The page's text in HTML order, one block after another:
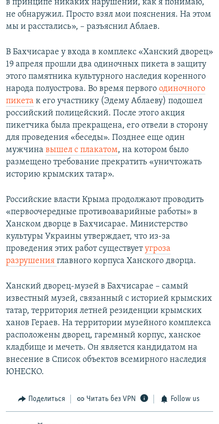
в принципе никаких нарушений, как я понимаю,
не обнаружил. Просто взял мои пояснения. На этом
мы и расстались», – разъяснил Аблаев.
В Бахчисарае у входа в комплекс «Ханский дворец»
19 апреля прошли два одиночных пикета в защиту
этого памятника культурного наследия коренного
народа полуострова. Во время первого одиночного
пикета к его участнику (Эдему Аблаеву) подошел
российский полицейский. После этого акция
пикетчика была прекращена, его отвели в сторону
для проведения «беседы». Позднее еще один
мужчина вышел с плакатом, на котором было
размещено требование прекратить «уничтожать
историю крымских татар».
Российские власти Крыма продолжают проводить
«первоочередные противоаварийные работы» в
Ханском дворце в Бахчисарае. Министерство
культуры Украины утверждает, что из-за
проведения этих работ существуетугроза
разрушения главного корпуса Ханского дворца.
Ханский дворец-музей в Бахчисарае – самый
известный музей, связанный с историей крымских
татар, территория летней резиденции крымских
ханов Гераев. На территории музейного комплекса
расположены дворец, гаремный корпус, ханское
кладбище и мечеть. Он является кандидатом на
внесение в Список объектов всемирного наследия
ЮНЕСКО.
Поделиться Читать без VPN Follow us